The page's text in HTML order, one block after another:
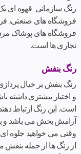
رنگ سازمانی قهوه ای
فروشگاه های صنعتی،
فروشگاه های پوشاک
نجاری ها است.
رنگ بنفش
رنگ بنفش بر خیال
و اختیار بیشتری داشته
است. این رنگ ارتباط
آرامش بخش می باشد و
وقتی می خواهید جلوه ای
از رنگ ها از جمله بنفش